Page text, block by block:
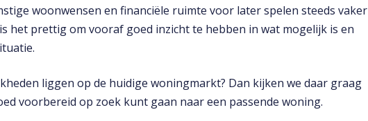
woonwensen en financiële ruimte voor later spelen steeds vaker
het prettig om vooraf goed inzicht te hebben in wat mogelijk is en
liggen op de huidige woningmarkt? Dan kijken we daar graag
voorbereid op zoek kunt gaan naar een passende woning.